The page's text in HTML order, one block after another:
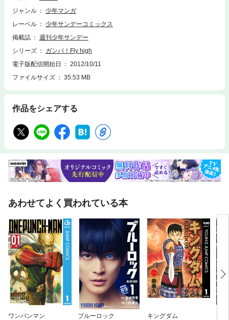
ジャンル
少年マンガ
レーベル
少年サンデーコミックス
掲載誌
週刊少年サンデー
シリーズ
ガンバ！Fly high
電子版配信開始日
2012/10/11
ファイルサイズ
35.53 MB
作品をシェアする
あわせてよく買われている本
ワンパンマン ブルーロック キングダム